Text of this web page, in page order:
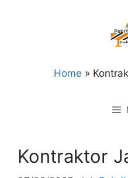
Home »
Kontraktor